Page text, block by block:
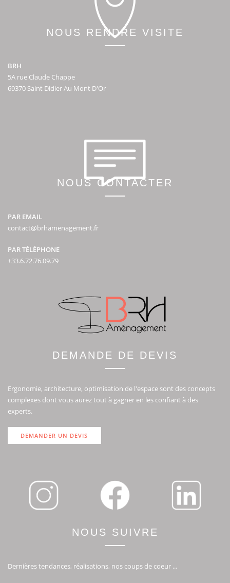
NOUS RENDRE VISITE
BRH
5A rue Claude Chappe
69370 Saint Didier Au Mont D'Or
NOUS CONTACTER
PAR EMAIL
contact@brhamenagement.fr
PAR TÉLÉPHONE
+33.6.72.76.09.79
DEMANDE DE DEVIS
Ergonomie, architecture, optimisation de l'espace sont des concepts
complexes dont vous aurez tout à gagner en les confiant à des
experts.
DEMANDER UN DEVIS
NOUS SUIVRE
Dernières tendances, réalisations, nos coups de coeur ...